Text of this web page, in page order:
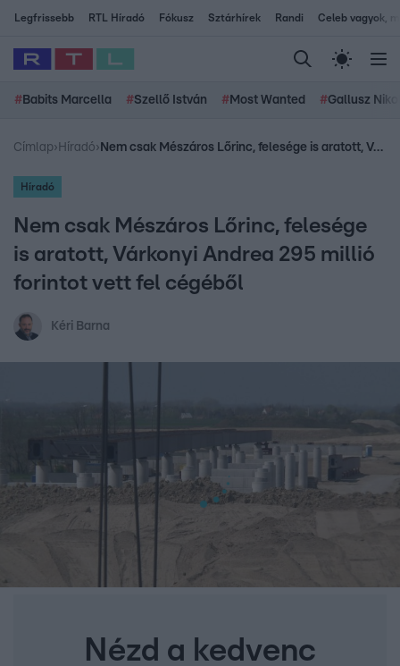
Legfrissebb RTL Híradó Fókusz Sztárhírek Randi Celeb vagyok,
# Babits Marcella #Szellő István # Most Wanted #Gallusz
Címlap› Híradó› Nem csak Mészáros Lőrinc, felesége is aratott, Várkonyi Andrea 295 millió forintot vett fel cégéből
Híradó
Nem csak Mészáros Lőrinc, felesége
is aratott, Várkonyi Andrea 295 millió
forintot vett fel cégéből
Kéri Barna
Nézd a kedvenc